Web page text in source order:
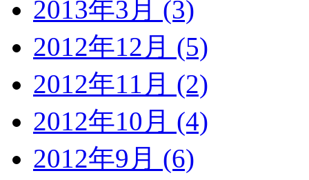
2013年3月 (3)
2012年12月 (5)
2012年11月 (2)
2012年10月 (4)
2012年9月 (6)